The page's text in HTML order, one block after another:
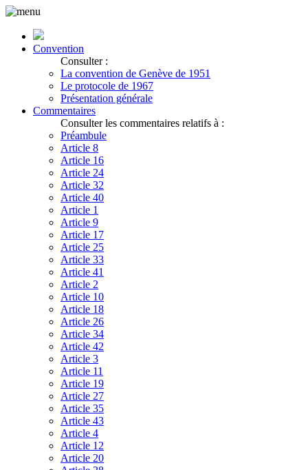
Convention
Consulter :
La convention de Genève de 1951
Le protocole de 1967
Présentation générale
Commentaires
Consulter les commentaires relatifs à :
Préambule
Article 8
Article 16
Article 24
Article 32
Article 40
Article 1
Article 9
Article 17
Article 25
Article 33
Article 41
Article 2
Article 10
Article 18
Article 26
Article 34
Article 42
Article 3
Article 11
Article 19
Article 27
Article 35
Article 43
Article 4
Article 12
Article 20